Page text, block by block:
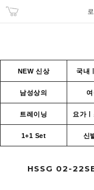
NEW 신상 국내
남성상의
트레이닝 요가
1+1 Set 신
HSSG 02-